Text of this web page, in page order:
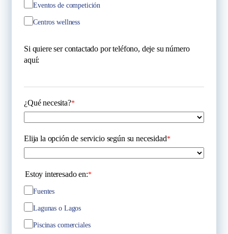
Eventos de competición
Centros wellness
Si quiere ser contactado por teléfono, deje su número
aquí:
¿Qué necesita?*
Elija la opción de servicio según su necesidad*
Estoy interesado en:*
Fuentes
Lagunas o Lagos
Piscinas comerciales